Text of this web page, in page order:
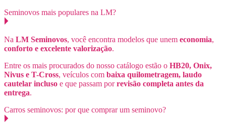
Seminovos mais populares na LM?
Na LM Seminovos, você encontra modelos que unem economia,
conforto e excelente valorização.
Entre os mais procurados do nosso catálogo estão o HB20, Onix,
Nivus e T-Cross, veículos com baixa quilometragem, laudo
cautelar incluso e que passam porrevisão completa antes da
entrega.
Carros seminovos: por que comprar um seminovo?